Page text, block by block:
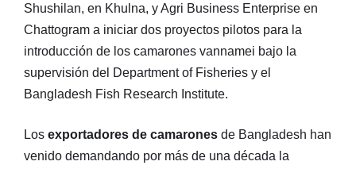
Shushilan, en Khulna, y Agri Business Enterprise en
Chattogram a iniciar dos proyectos pilotos para la
introducción de los camarones vannamei bajo la
supervisión del Department of Fisheries y el
Bangladesh Fish Research Institute.
Los exportadores de camarones de Bangladesh han
venido demandando por más de una década la